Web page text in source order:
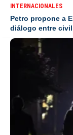
INTERNACIONALES
Petro propone a
diálogo entre